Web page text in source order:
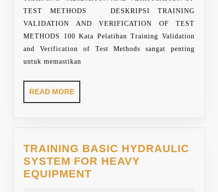
TEST
METHODS
TEST METHODS DESKRIPSI TRAINING
VALIDATION AND VERIFICATION OF TEST
METHODS 100 Kata Pelatihan Training Validation
and Verification of Test Methods sangat penting
untuk memastikan
READ MOREREAD
MORE
TRAINING BASIC HYDRAULIC
SYSTEM FOR HEAVY
EQUIPMENTTRAINING